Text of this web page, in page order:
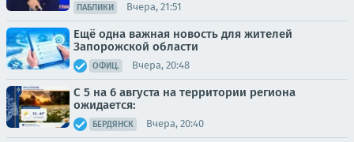
ПАБЛИКИ Вчера, 21:51
Ещё одна важная новость для жителей
Запорожской области
ОФИЦ. Вчера, 20:48
С 5 на 6 августа на территории региона
ожидается:
БЕРДЯНСК Вчера, 20:40